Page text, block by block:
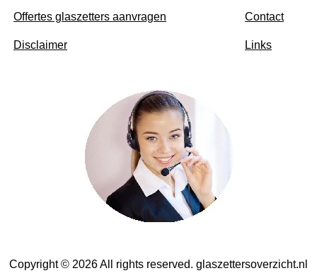
Offertes glaszetters aanvragen
Disclaimer
Contact
Links
Copyright © 2026 All rights reserved. glaszettersoverzicht.nl